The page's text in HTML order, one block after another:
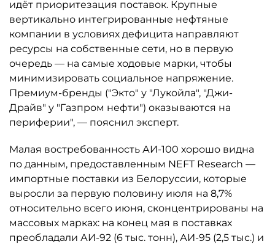
идёт приоритезация поставок. Крупные
вертикально интегрированные нефтяные
компании в условиях дефицита направляют
ресурсы на собственные сети, но в первую
очередь — на самые ходовые марки, чтобы
минимизировать социальное напряжение.
Премиум-бренды ("Экто" у "Лукойла", "Джи-
Драйв" у "Газпром нефти") оказываются на
периферии", — пояснил эксперт.
Малая востребованность АИ-100 хорошо видна
по данным, предоставленным NEFT Research —
импортные поставки из Белоруссии, которые
выросли за первую половину июля на 8,7%
относительно всего июня, сконцентрированы на
массовых марках: на конец мая в поставках
преобладали АИ-92 (6 тыс. тонн), АИ-95 (2,5 тыс.) и